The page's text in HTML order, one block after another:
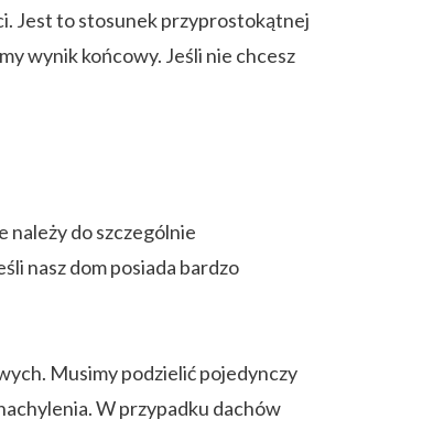
Jest to stosunek przyprostokątnej
wynik końcowy. Jeśli nie chcesz
należy do szczególnie
nasz dom posiada bardzo
Musimy podzielić pojedynczy
W przypadku dachów